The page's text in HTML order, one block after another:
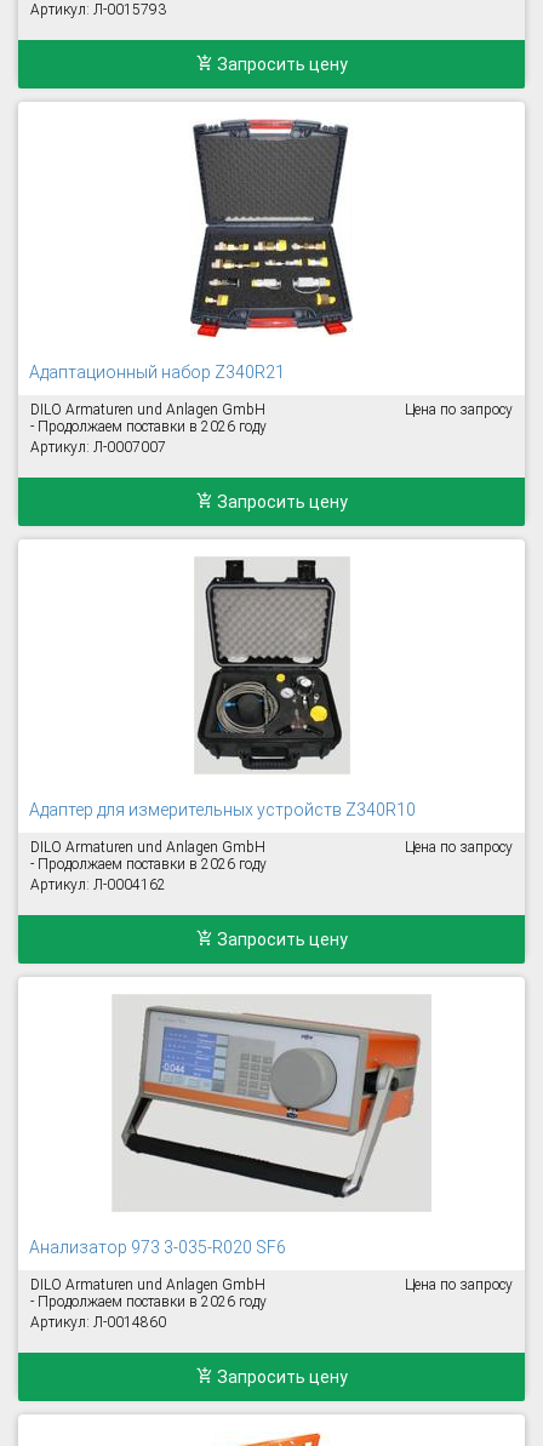
Артикул: Л-0015793
Запросить цену
Адаптационный набор Z340R21
DILO Armaturen und Anlagen GmbH
- Продолжаем поставки в 2026 году
Артикул: Л-0007007
Цена по запросу
Запросить цену
Адаптер для измерительных устройств Z340R10
DILO Armaturen und Anlagen GmbH
- Продолжаем поставки в 2026 году
Артикул: Л-0004162
Цена по запросу
Запросить цену
Анализатор 973 3-035-R020 SF6
DILO Armaturen und Anlagen GmbH
- Продолжаем поставки в 2026 году
Артикул: Л-0014860
Цена по запросу
Запросить цену